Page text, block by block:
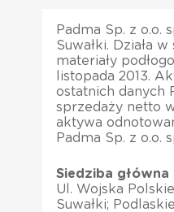
Padma Sp. z o.o.
Suwałki. Działa
materiały
listopada 2013.
ostatnich danych
sprzedaży netto
aktywa
Padma Sp. z o.o.
Siedziba główna
Ul. Wojska
Suwałki;